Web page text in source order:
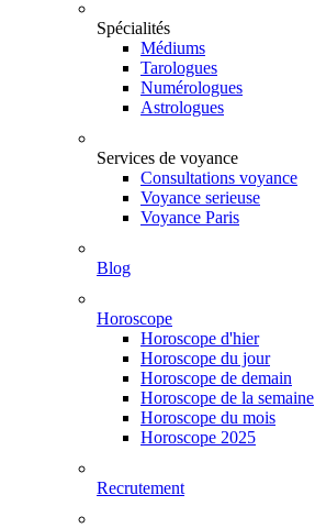
Spécialités
Médiums
Tarologues
Numérologues
Astrologues
Services de voyance
Consultations voyance
Voyance serieuse
Voyance Paris
Blog
Horoscope
Horoscope d'hier
Horoscope du jour
Horoscope de demain
Horoscope de la semaine
Horoscope du mois
Horoscope 2025
Recrutement